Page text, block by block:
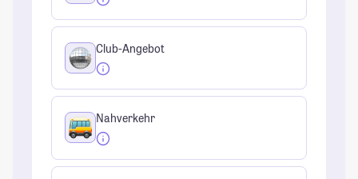
Club-Angebot
Nahverkehr